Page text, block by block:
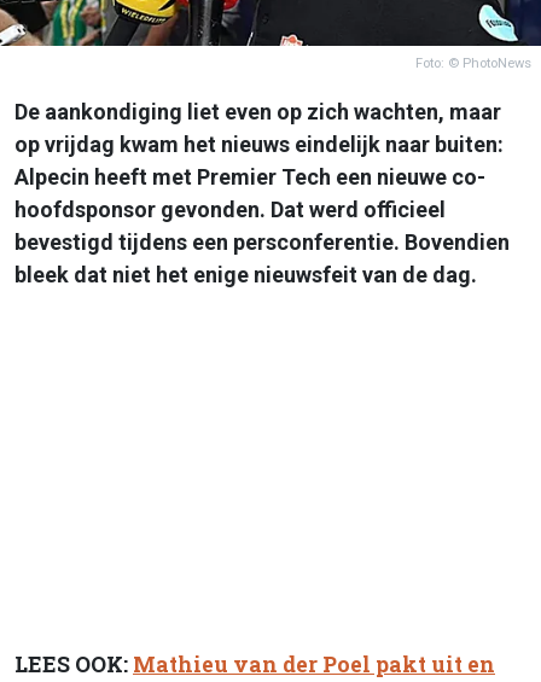
Foto: © PhotoNews
De aankondiging liet even op zich wachten, maar
op vrijdag kwam het nieuws eindelijk naar buiten:
Alpecin heeft met Premier Tech een nieuwe co-
hoofdsponsor gevonden. Dat werd officieel
bevestigd tijdens een persconferentie. Bovendien
bleek dat niet het enige nieuwsfeit van de dag.
LEES OOK: Mathieu van der Poel pakt uit en